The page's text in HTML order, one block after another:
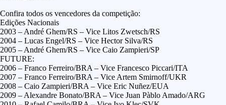
Confira todos os vencedores da competição:
Edições Nacionais
2003 – André Ghem/RS – Vice Litos Zwetsch/RS
2004 – Lucas Engel/RS – Vice Hector Silva/RS
2005 – André Ghem/RS – Vice Caio Zampieri/SP
FUTURE:
2006 – Franco Ferreiro/BRA – Vice Francesco Piccari/ITA
2007 – Franco Ferreiro/BRA – Vice Artem Smirnoff/UKR
2008 – Caio Zampieri/BRA – Vice Eric Nuñez/EUA
2009 – Alexandre Bonato/BRA – Vice Juan Pàblo Amado/ARG